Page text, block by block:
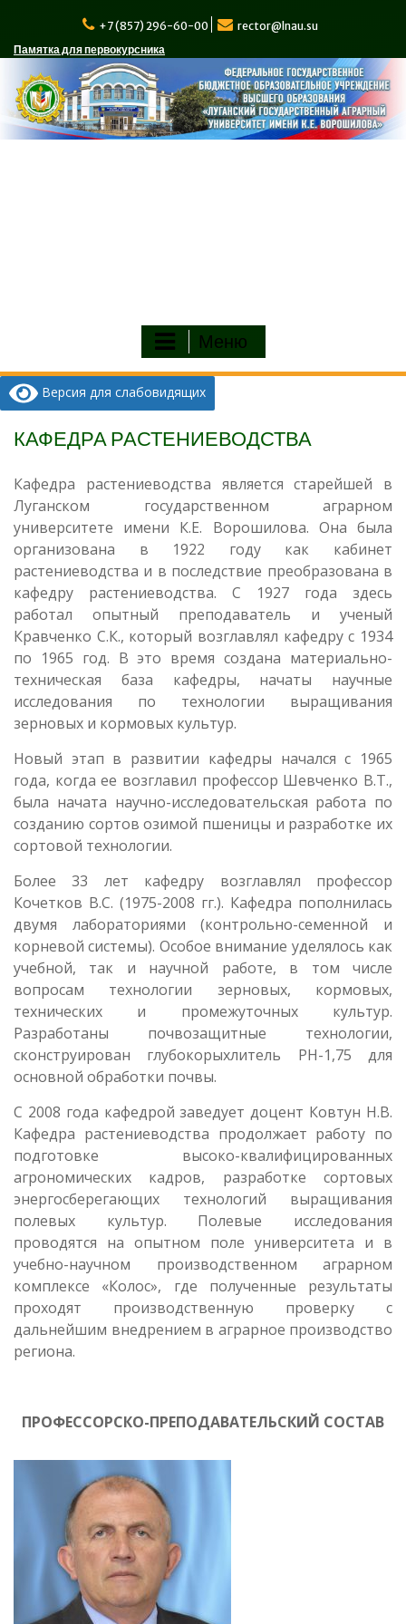
содержимому
+7 (857) 296-60-00
rector@lnau.su
Памятка для первокурсника
Меню
Версия для слабовидящих
КАФЕДРА РАСТЕНИЕВОДСТВА
Кафедра растениеводства является старейшей в
Луганском государственном аграрном
университете имени К.Е. Ворошилова. Она была
организована в 1922 году как кабинет
растениеводства и в последствие преобразована в
кафедру растениеводства. С 1927 года здесь
работал опытный преподаватель и ученый
Кравченко С.К., который возглавлял кафедру с 1934
по 1965 год. В это время создана материально-
техническая база кафедры, начаты научные
исследования по технологии выращивания
зерновых и кормовых культур.
Новый этап в развитии кафедры начался с 1965
года, когда ее возглавил профессор Шевченко В.Т.,
была начата научно-исследовательская работа по
созданию сортов озимой пшеницы и разработке их
сортовой технологии.
Более 33 лет кафедру возглавлял профессор
Кочетков В.С. (1975-2008 гг.). Кафедра пополнилась
двумя лабораториями (контрольно-семенной и
корневой системы). Особое внимание уделялось как
учебной, так и научной работе, в том числе
вопросам технологии зерновых, кормовых,
технических и промежуточных культур.
Разработаны почвозащитные технологии,
сконструирован глубокорыхлитель РН-1,75 для
основной обработки почвы.
С 2008 года кафедрой заведует доцент Ковтун Н.В.
Кафедра растениеводства продолжает работу по
подготовке высоко-квалифицированных
агрономических кадров, разработке сортовых
энергосберегающих технологий выращивания
полевых культур. Полевые исследования
проводятся на опытном поле университета и в
учебно-научном производственном аграрном
комплексе «Колос», где полученные результаты
проходят производственную проверку с
дальнейшим внедрением в аграрное производство
региона.
ПРОФЕССОРСКО-ПРЕПОДАВАТЕЛЬСКИЙ СОСТАВ